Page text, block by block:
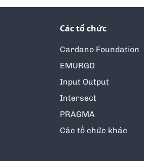
Các tổ chức
Cardano Foundation
EMURGO
Input Output
Intersect
PRAGMA
Các tổ chức khác